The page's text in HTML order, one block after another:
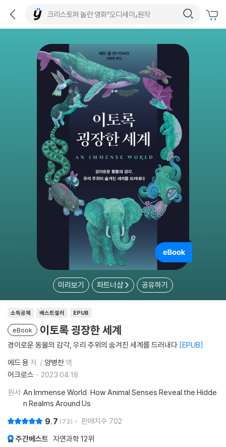
미리보기 파트너샵 공유하기
소득공제 베스트셀러 EPUB
eBook 이토록 굉장한 세계
경이로운 동물의 감각, 우리 주위의 숨겨진 세계를 드러내다 EPUB
에드 용 저 양병찬 역
어크로스
2023.04.18.
원서 An Immense World: How Animal Senses Reveal the Hidde
n Realms Around Us
9.7 73 판매지수 702
주간베스트 자연과학 12위